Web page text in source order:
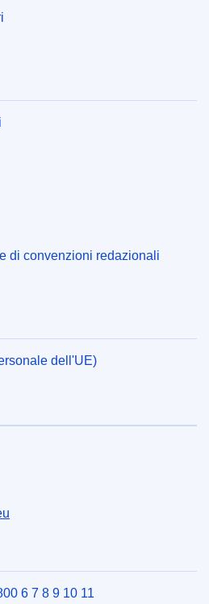
di convenzioni redazionali
dell'UE)
6 7 8 9 10 11